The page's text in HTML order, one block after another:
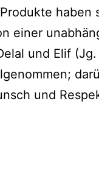
einer
und Elif
und